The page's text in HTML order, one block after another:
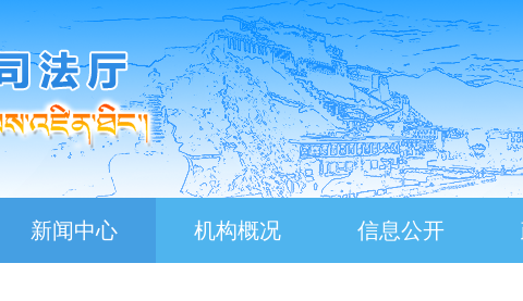
新闻中心 机构概况 信息公开